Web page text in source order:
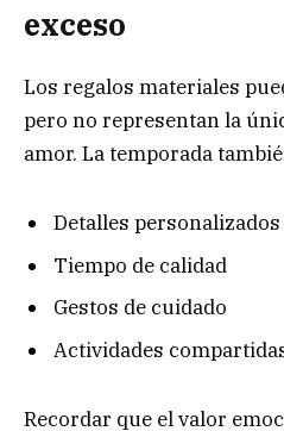
exceso
Los regalos materiales
pero no representan la
amor. La temporada
Detalles personalizados
Tiempo de calidad
Gestos de cuidado
Actividades
Recordar que el valor